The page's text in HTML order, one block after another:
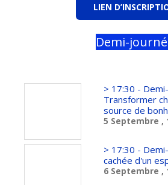
LIEN
Demi-
> 17:30 -
Transformer
source de
5 Septembre ,
> 17:30 -
cachée d'un
6 Septembre ,